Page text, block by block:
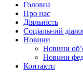
Головна
Про нас
Діяльність
Соціальний
Новини
Новини
Новини
Контакти